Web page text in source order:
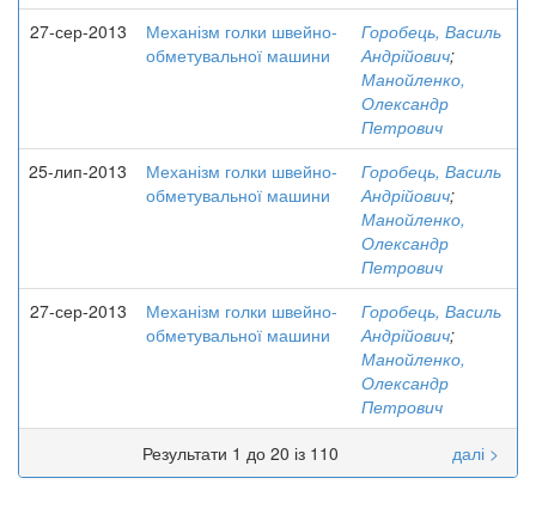
27-сер-2013
Механізм голки швейно-
обметувальної машини
Горобець, Василь
Андрійович;
Манойленко,
Олександр
Петрович
25-лип-2013
Механізм голки швейно-
обметувальної машини
Горобець, Василь
Андрійович;
Манойленко,
Олександр
Петрович
27-сер-2013
Механізм голки швейно-
обметувальної машини
Горобець, Василь
Андрійович;
Манойленко,
Олександр
Петрович
Результати 1 до 20 із 110
далі >